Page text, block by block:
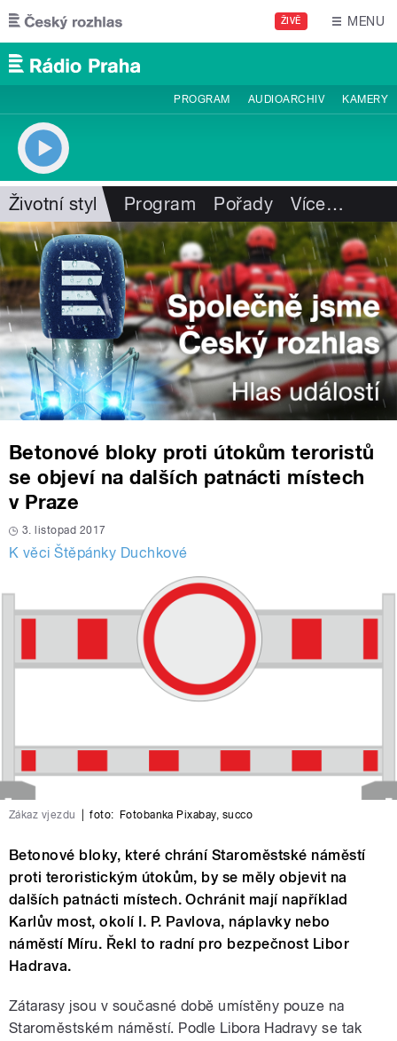
Přejít k hlavnímu obsahu
ŽIVĚ MENU
PROGRAM AUDIOARCHIV KAMERY
Životní styl Program Pořady Více…
Betonové bloky proti útokům teroristů
se objeví na dalších patnácti místech
v Praze
3. listopad 2017
K věci Štěpánky Duchkové
Zákaz vjezdu foto: Fotobanka Pixabay, succo
Betonové bloky, které chrání Staroměstské náměstí
proti teroristickým útokům, by se měly objevit na
dalších patnácti místech. Ochránit mají například
Karlův most, okolí I. P. Pavlova, náplavky nebo
náměstí Míru. Řekl to radní pro bezpečnost Libor
Hadrava.
Zátarasy jsou v současné době umístěny pouze na
Staroměstském náměstí. Podle Libora Hadravy se tak